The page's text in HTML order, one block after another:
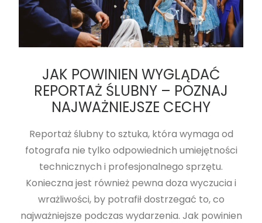
JAK POWINIEN WYGLĄDAĆ
REPORTAŻ ŚLUBNY – POZNAJ
NAJWAŻNIEJSZE CECHY
Reportaż ślubny to sztuka, która wymaga od
fotografa nie tylko odpowiednich umiejętności
technicznych i profesjonalnego sprzętu.
Konieczna jest również pewna doza wyczucia i
wrażliwości, by potrafił dostrzegać to, co
najważniejsze podczas wydarzenia. Jak powinien